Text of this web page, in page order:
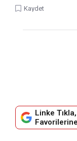
Kaydet
Linke